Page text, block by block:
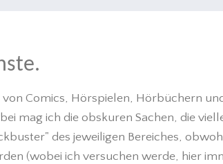
von Comics, Hörspielen, Hörbüchern
mag ich die obskuren Sachen, die
des jeweiligen Bereiches,
(wobei ich versuchen werde, hier